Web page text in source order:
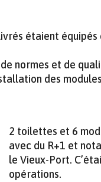
étaient
normes et de
des
2 toilettes et 6
avec du R+1 et
le Vieux-Port.
opérations.